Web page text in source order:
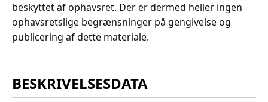
beskyttet af ophavsret. Der er dermed heller ingen
ophavsretslige begrænsninger på gengivelse og
publicering af dette materiale.
BESKRIVELSESDATA